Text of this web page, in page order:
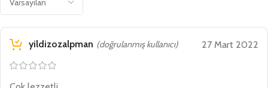
yildizozalpman (doğrulanmış kullanıcı) 27 Mart 2022